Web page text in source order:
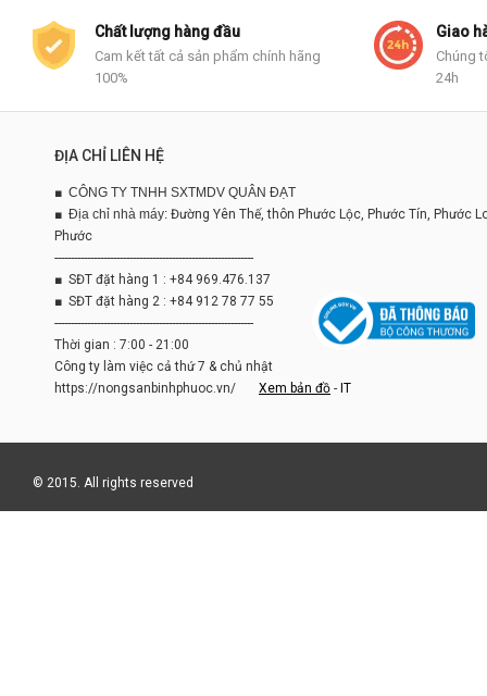
Chất lượng hàng đầu
Cam kết tất cả sản phẩm chính hãng
100%
Giao
Chúng
24h
ĐỊA CHỈ LIÊN HỆ
■ CÔNG TY TNHH SXTMDV QUÂN ĐẠT
■ Địa chỉ nhà máy: Đường Yên Thế, thôn Phước Lộc, Phước Tín, Phước
Phước
-------------------------------------------------------------
■ SĐT đặt hàng 1 : +84 969.476.137
■ SĐT đặt hàng 2 : +84 912 78 77 55
-------------------------------------------------------------
Thời gian : 7:00 - 21:00
Công ty làm việc cả thứ 7 & chủ nhật
https://nongsanbinhphuoc.vn/ Xem bản đồ - IT
© 2015. All rights reserved